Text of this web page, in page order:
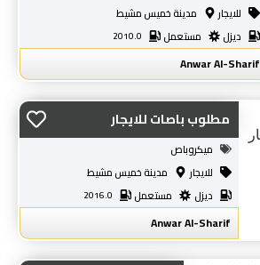
للايجار
مدينة خميس مشيط
ديزل
مستعمل 2010.0
Anwar Al-Sharif
مطلوب باصات للايجار
ميكروباص
للايجار
مدينة خميس مشيط
ديزل
مستعمل 2016.0
Anwar Al-Sharif